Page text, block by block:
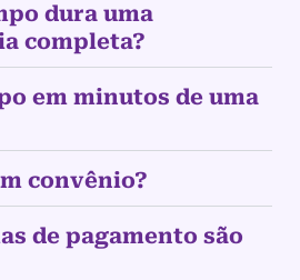
dura uma
completa?
em minutos de uma
convênio?
de pagamento são